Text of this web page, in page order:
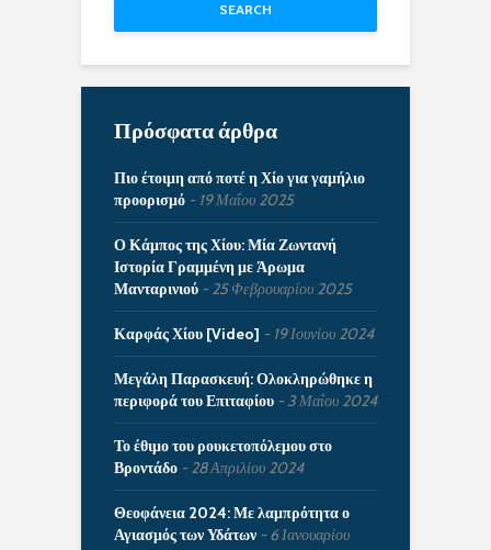
SEARCH
Πρόσφατα άρθρα
Πιο έτοιμη από ποτέ η Χίο για γαμήλιο
προορισμό
19 Μαΐου 2025
Ο Κάμπος της Χίου: Μία Ζωντανή
Ιστορία Γραμμένη με Άρωμα
Μανταρινιού
25 Φεβρουαρίου 2025
Καρφάς Χίου [Video] 19 Ιουνίου 2024
Μεγάλη Παρασκευή: Ολοκληρώθηκε η
περιφορά του Επιταφίου
3 Μαΐου 2024
Το έθιμο του ρουκετοπόλεμου στο
Βροντάδο
28 Απριλίου 2024
Θεοφάνεια 2024: Με λαμπρότητα ο
Αγιασμός των Υδάτων
6 Ιανουαρίου